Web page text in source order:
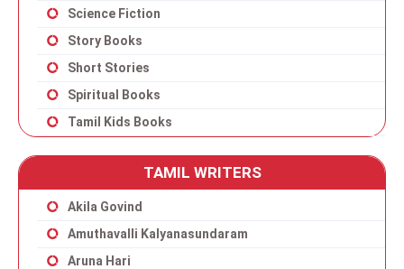
Science Fiction
Story Books
Short Stories
Spiritual Books
Tamil Kids Books
TAMIL WRITERS
Akila Govind
Amuthavalli Kalyanasundaram
Aruna Hari